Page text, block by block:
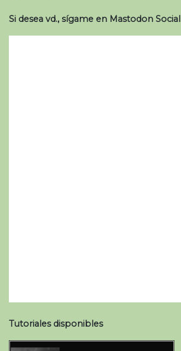
Si desea vd., sígame en Mastodon Social
Tutoriales disponibles